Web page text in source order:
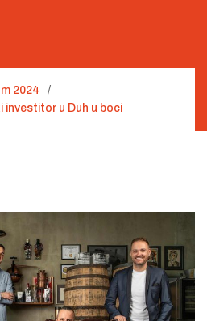
2024
investitor u Duh u boci